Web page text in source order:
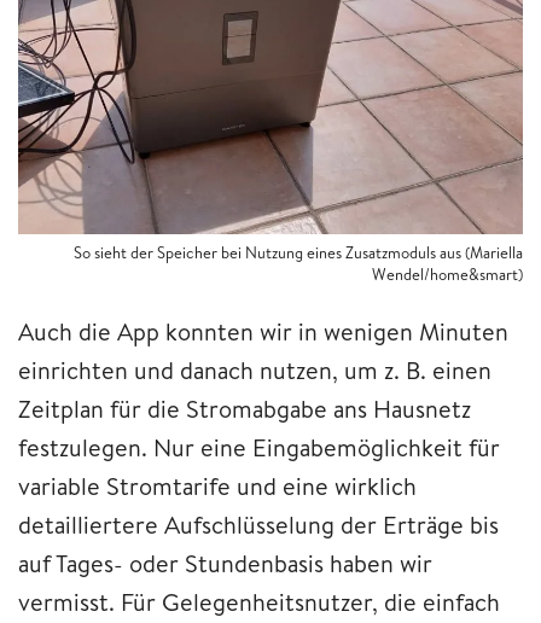
So sieht der Speicher bei Nutzung eines Zusatzmoduls aus (Mariella
Wendel/home&smart)
Auch die App konnten wir in wenigen Minuten
einrichten und danach nutzen, um z. B. einen
Zeitplan für die Stromabgabe ans Hausnetz
festzulegen. Nur eine Eingabemöglichkeit für
variable Stromtarife und eine wirklich
detailliertere Aufschlüsselung der Erträge bis
auf Tages- oder Stundenbasis haben wir
vermisst. Für Gelegenheitsnutzer, die einfach